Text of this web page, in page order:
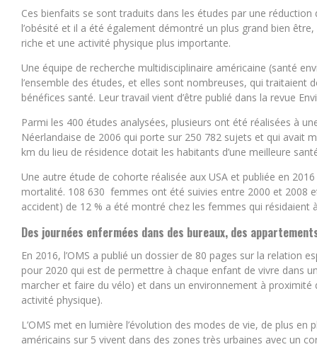
Ces bienfaits se sont traduits dans les études par une
l’obésité et il a été également démontré un plus grand bien
riche et une activité physique plus importante.
Une équipe de recherche multidisciplinaire américaine (santé
l’ensemble des études, et elles sont nombreuses, qui
bénéfices santé. Leur travail vient d’être publié dans la revue
Parmi les 400 études analysées, plusieurs ont été réalisées à
Néerlandaise de 2006 qui porte sur 250 782 sujets et qui avait
km du lieu de résidence dotait les habitants d’une meilleure
Une autre étude de cohorte réalisée aux USA et publiée en
mortalité. 108 630 femmes ont été suivies entre 2000 et 2008
accident) de 12 % a été montré chez les femmes qui résidaient
Des journées enfermées dans des bureaux, des
En 2016, l’OMS a publié un dossier de 80 pages sur la relation
pour 2020 qui est de permettre à chaque enfant de vivre dans
marcher et faire du vélo) et dans un environnement à
activité physique).
L’OMS met en lumière l’évolution des modes de vie, de plus en
américains sur 5 vivent dans des zones très urbaines avec un